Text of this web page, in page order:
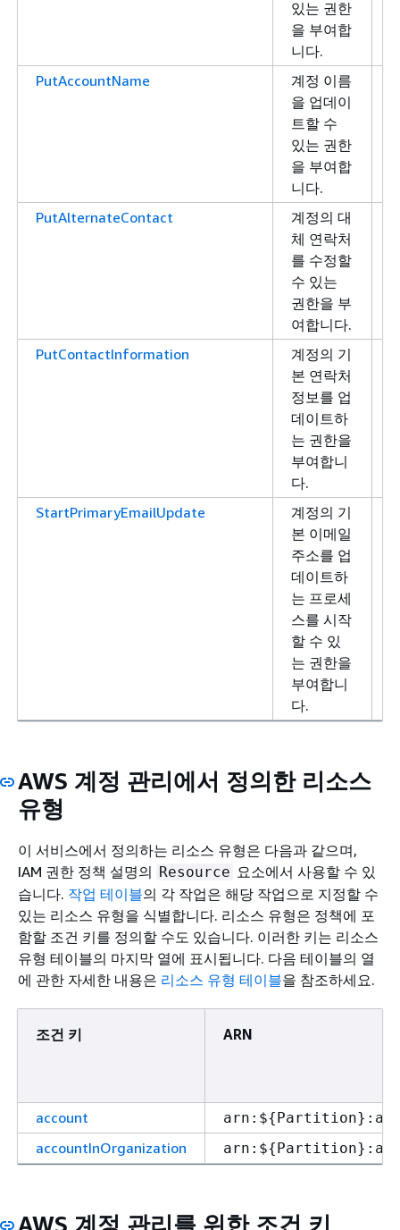
있는 권한
을 부여합
니다.
PutAccountName
계정 이름
을 업데이
트할 수
있는 권한
을 부여합
니다.
PutAlternateContact
계정의 대
체 연락처
를 수정할
수 있는
권한을 부
여합니다.
PutContactInformation
계정의 기
본 연락처
정보를 업
데이트하
는 권한을
부여합니
다.
StartPrimaryEmailUpdate
계정의 기
본 이메일
주소를 업
데이트하
는 프로세
스를 시작
할 수 있
는 권한을
부여합니
다.
AWS 계정 관리에서 정의한 리소스
유형
이 서비스에서 정의하는 리소스 유형은 다음과 같으며,
IAM 권한 정책 설명의 Resource 요소에서 사용할 수 있
습니다. 작업 테이블의 각 작업은 해당 작업으로 지정할 수
있는 리소스 유형을 식별합니다. 리소스 유형은 정책에 포
함할 조건 키를 정의할 수도 있습니다. 이러한 키는 리소스
유형 테이블의 마지막 열에 표시됩니다. 다음 테이블의 열
에 관한 자세한 내용은 리소스 유형 테이블을 참조하세요.
조건 키 ARN
account arn:${
accountInOrganization arn:${
AWS 계정 관리를 위한 조건 키